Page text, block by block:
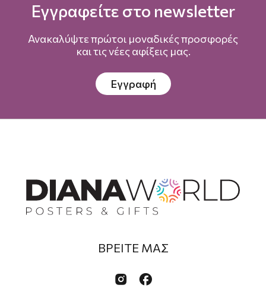
Εγγραφείτε στο newsletter
Ανακαλύψτε πρώτοι μοναδικές προσφορές
και τις νέες αφίξεις μας.
Εγγραφή
ΒΡΕΙΤΕ ΜΑΣ
 